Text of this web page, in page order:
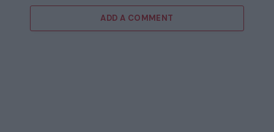
ADD A COMMENT